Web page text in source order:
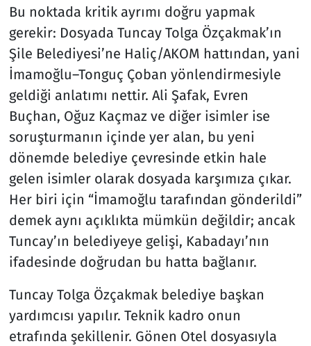
Bu noktada kritik ayrımı doğru yapmak
gerekir: Dosyada Tuncay Tolga Özçakmak’ın
Şile Belediyesi’ne Haliç/AKOM hattından, yani
İmamoğlu–Tonguç Çoban yönlendirmesiyle
geldiği anlatımı nettir. Ali Şafak, Evren
Buçhan, Oğuz Kaçmaz ve diğer isimler ise
soruşturmanın içinde yer alan, bu yeni
dönemde belediye çevresinde etkin hale
gelen isimler olarak dosyada karşımıza çıkar.
Her biri için “İmamoğlu tarafından gönderildi”
demek aynı açıklıkta mümkün değildir; ancak
Tuncay’ın belediyeye gelişi, Kabadayı’nın
ifadesinde doğrudan bu hatta bağlanır.
Tuncay Tolga Özçakmak belediye başkan
yardımcısı yapılır. Teknik kadro onun
etrafında şekillenir. Gönen Otel dosyasıyla